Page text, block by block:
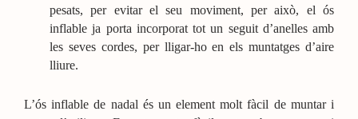
pesats, per evitar el seu moviment, per això, el ós
inflable ja porta incorporat tot un seguit d’anelles amb
les seves cordes, per lligar-ho en els muntatges d’aire
lliure.
L’ós inflable de nadal és un element molt fàcil de muntar i